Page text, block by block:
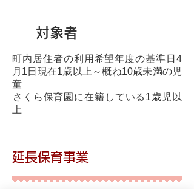
対象者
町内居住者の利用希望年度の基準日4
月1日現在1歳以上～概ね10歳未満の児
童
さくら保育園に在籍している1歳児以
上
延長保育事業